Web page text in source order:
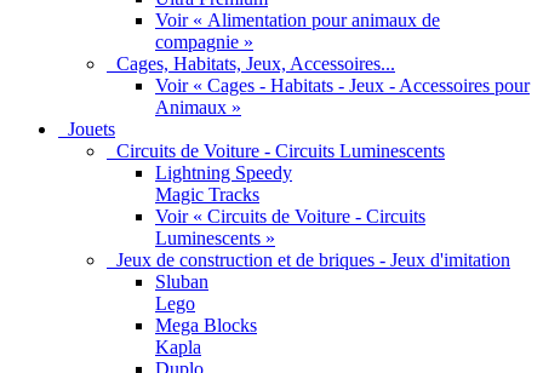
Voir « Alimentation pour animaux de
compagnie »
Cages, Habitats, Jeux, Accessoires...
Voir « Cages - Habitats - Jeux - Accessoires pour
Animaux »
Jouets
Circuits de Voiture - Circuits Luminescents
Lightning Speedy
Magic Tracks
Voir « Circuits de Voiture - Circuits
Luminescents »
Jeux de construction et de briques - Jeux d'imitation
Sluban
Lego
Mega Blocks
Kapla
Duplo